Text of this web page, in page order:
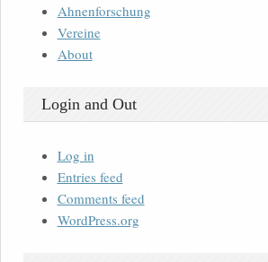
Ahnenforschung
Vereine
About
Login and Out
Log in
Entries feed
Comments feed
WordPress.org